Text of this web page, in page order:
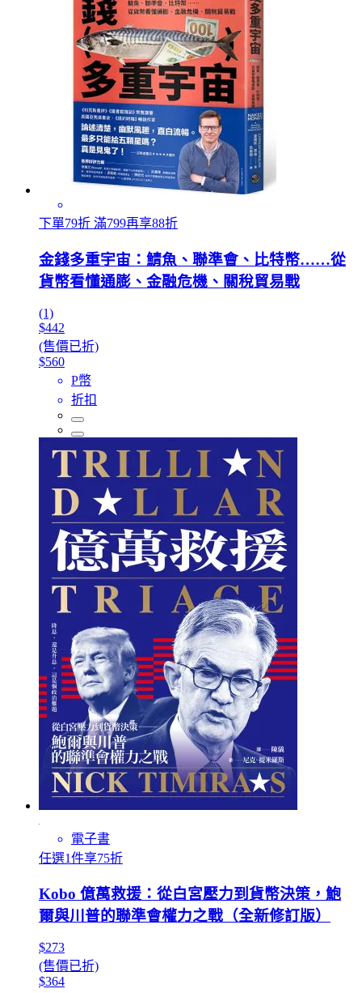
下單79折 滿799再享88折
金錢多重宇宙：鯖魚、聯準會、比特幣……從
貨幣看懂通膨、金融危機、關稅貿易戰
(1)
$442
(售價已折)
$560
P幣
折扣
電子書
任選1件享75折
Kobo 億萬救援：從白宮壓力到貨幣決策，鮑
爾與川普的聯準會權力之戰（全新修訂版）
$273
(售價已折)
$364